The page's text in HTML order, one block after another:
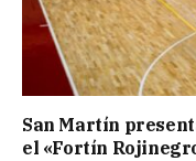
San Martín
el «Fortín